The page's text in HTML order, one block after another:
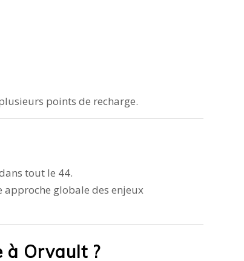
points de recharge.
tout le 44.
approche globale des enjeux
à Orvault ?